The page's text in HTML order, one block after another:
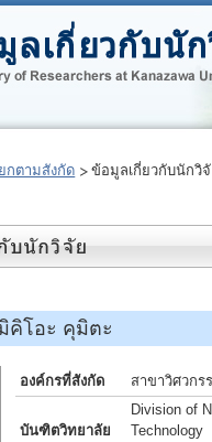
กตามสังกัด ข้อมูลเกี่ยวกับนักวิ
โอะ คุมิตะ
องค์กรที่สังกัด สาขาวิศวก
บันฑิตวิทยาลัย
Division of
Technology